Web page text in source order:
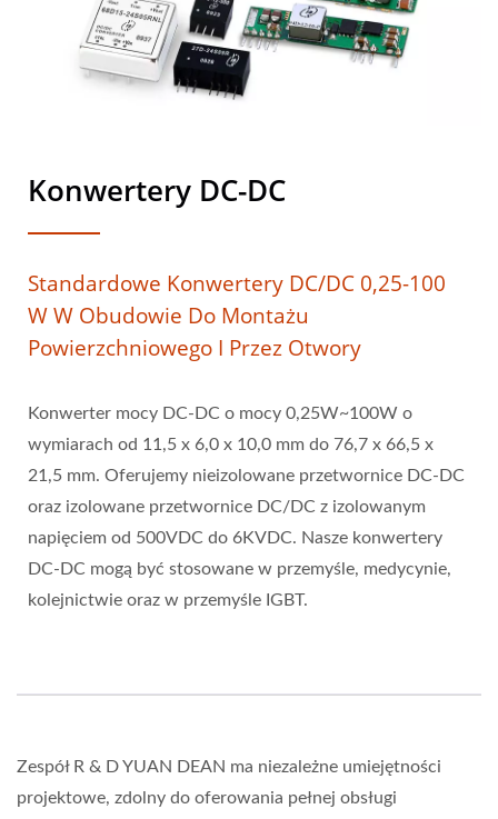
Konwertery DC-DC
Standardowe Konwertery DC/DC 0,25-100
W W Obudowie Do Montażu
Powierzchniowego I Przez Otwory
Konwerter mocy DC-DC o mocy 0,25W~100W o
wymiarach od 11,5 x 6,0 x 10,0 mm do 76,7 x 66,5 x
21,5 mm. Oferujemy nieizolowane przetwornice DC-DC
oraz izolowane przetwornice DC/DC z izolowanym
napięciem od 500VDC do 6KVDC. Nasze konwertery
DC-DC mogą być stosowane w przemyśle, medycynie,
kolejnictwie oraz w przemyśle IGBT.
Zespół R & D YUAN DEAN ma niezależne umiejętności
projektowe, zdolny do oferowania pełnej obsługi